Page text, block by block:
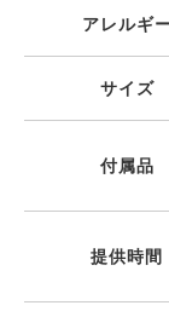
アレルギ
サイズ
付属品
提供時間